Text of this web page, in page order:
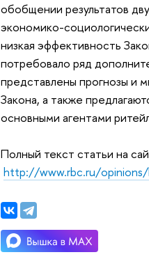
обобщении результатов
экономико-
низкая эффективность
потребовало ряд
представлены прогнозы и
Закона, а также
основными агентами
Полный текст статьи на
http://www.rbc.ru/